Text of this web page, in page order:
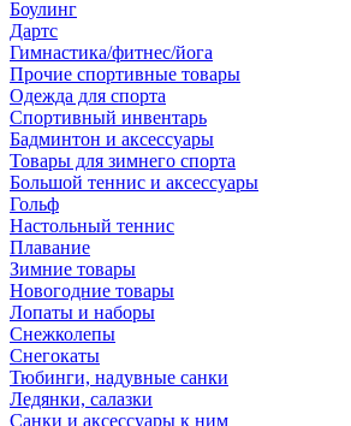
Боулинг
Дартс
Гимнастика/фитнес/йога
Прочие спортивные товары
Одежда для спорта
Спортивный инвентарь
Бадминтон и аксессуары
Товары для зимнего спорта
Большой теннис и аксессуары
Гольф
Настольный теннис
Плавание
Зимние товары
Новогодние товары
Лопаты и наборы
Снежколепы
Снегокаты
Тюбинги, надувные санки
Ледянки, салазки
Санки и аксессуары к ним